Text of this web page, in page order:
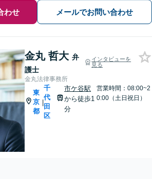
わせ メールでお問い合わせ
金丸 哲大 弁
護士
インタビューを
見る
金丸法律事務所
東
京
都
|
千
代
田
区
市ケ谷駅
から徒歩1
分
営業時間：08:00~2
0:00（土日祝日）